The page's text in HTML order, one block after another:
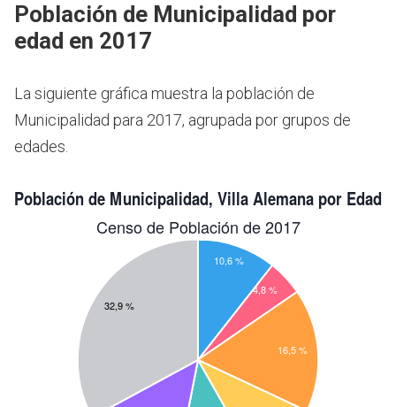
Población de Municipalidad por
edad en 2017
La siguiente gráfica muestra la población de
Municipalidad para 2017, agrupada por grupos de
edades.